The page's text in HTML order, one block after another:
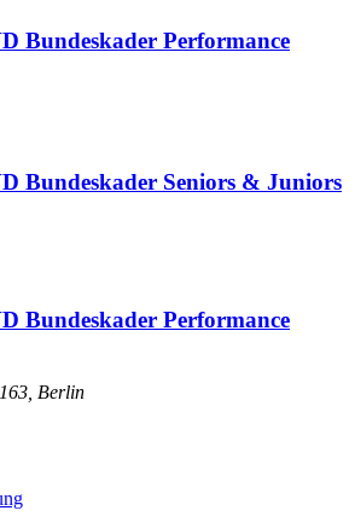
Bundeskader Performance
Bundeskader Seniors & Juniors
Bundeskader Performance
Berlin